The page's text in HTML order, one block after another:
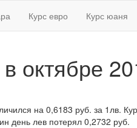
Курс евро Курс юаня
октябре
на 0,6183 руб. за 1лв.
день лев потерял 0,2732 руб.